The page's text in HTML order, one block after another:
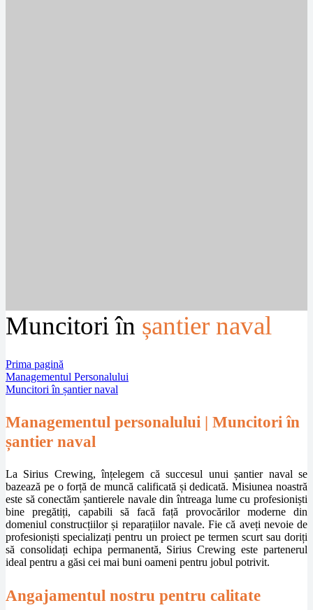
Muncitori în șantier naval
Prima pagină
Managementul Personalului
Muncitori în șantier naval
Managementul personalului | Muncitori în
șantier naval
La Sirius Crewing, înțelegem că succesul unui șantier naval se
bazează pe o forță de muncă calificată și dedicată. Misiunea noastră
este să conectăm șantierele navale din întreaga lume cu profesioniști
bine pregătiți, capabili să facă față provocărilor moderne din
domeniul construcțiilor și reparațiilor navale. Fie că aveți nevoie de
profesioniști specializați pentru un proiect pe termen scurt sau doriți
să consolidați echipa permanentă, Sirius Crewing este partenerul
ideal pentru a găsi cei mai buni oameni pentru jobul potrivit.
Angajamentul nostru pentru calitate